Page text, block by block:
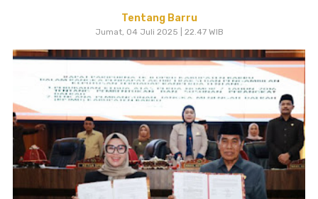
Tentang Barru
Jumat, 04 Juli 2025 | 22.47 WIB